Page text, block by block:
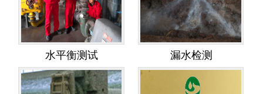
水平衡测试 漏水检测